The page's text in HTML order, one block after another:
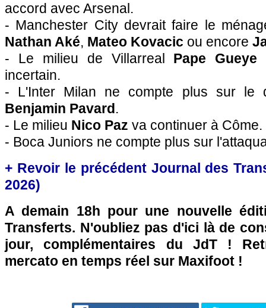
accord avec Arsenal.
- Manchester City devrait faire le
Nathan Aké, Mateo Kovacic ou encore
- Le milieu de Villarreal Pape Gueye
incertain.
- L'Inter Milan ne compte plus sur le
Benjamin Pavard.
- Le milieu Nico Paz va continuer à Côme.
- Boca Juniors ne compte plus sur
+ Revoir le précédent Journal des
2026)
A demain 18h pour une nouvelle
Transferts. N'oubliez pas d'ici là de
jour, complémentaires du JdT !
mercato en temps réel sur Maxifoot !